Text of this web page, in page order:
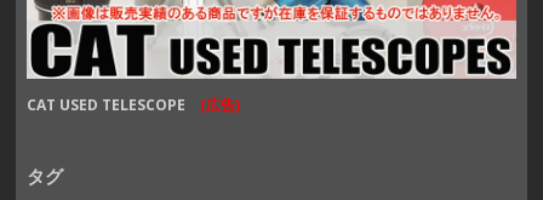
CAT USED TELESCOPE (広告)
タグ